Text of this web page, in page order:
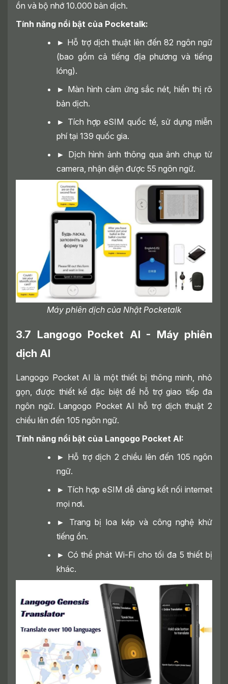
ồn và bộ nhớ 10.000 bản dịch.
Tính năng nổi bật của Pocketalk:
► Hỗ trợ dịch thuật lên đến 82 ngôn ngữ
(bao gồm cả tiếng địa phương và tiếng
lóng).
► Màn hình cảm ứng sắc nét, hiển thị rõ
bản dịch.
► Tích hợp eSIM quốc tế, sử dụng miễn
phí tại 139 quốc gia.
► Dịch hình ảnh thông qua ảnh chụp từ
camera, nhận diện được 55 ngôn ngữ.
Máy phiên dịch của Nhật Pocketalk
3.7 Langogo Pocket AI - Máy phiên
dịch AI
Langogo Pocket AI là một thiết bị thông minh, nhỏ
gọn, được thiết kế đặc biệt để hỗ trợ giao tiếp đa
ngôn ngữ. Langogo Pocket AI hỗ trợ dịch thuật 2
chiều lên đến 105 ngôn ngữ.
Tính năng nổi bật của Langogo Pocket AI:
► Hỗ trợ dịch 2 chiều lên đến 105 ngôn
ngữ.
► Tích hợp eSIM dễ dàng kết nối internet
mọi nơi.
► Trang bị loa kép và công nghệ khử
tiếng ồn.
► Có thể phát Wi-Fi cho tối đa 5 thiết bị
khác.